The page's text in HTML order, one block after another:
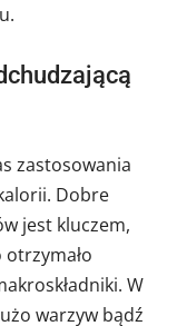
zastosowania
Dobre
jest kluczem,
otrzymało
W
warzyw bądź